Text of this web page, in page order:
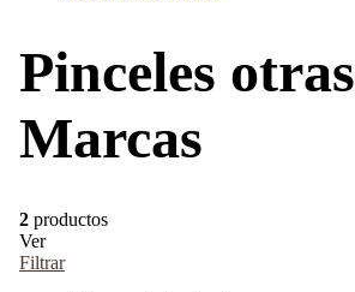
Pinceles otras
Marcas
2 productos
Ver
Filtrar